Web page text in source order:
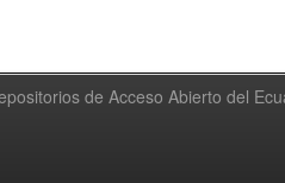
de Acceso Abierto del